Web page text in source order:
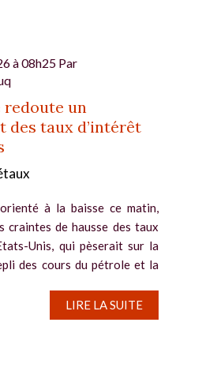
à 08h25 Par
redoute un
des taux d’intérêt
à la baisse ce matin,
craintes de hausse des taux
Unis, qui pèserait sur la
des cours du pétrole et la
LIRE LA SUITE